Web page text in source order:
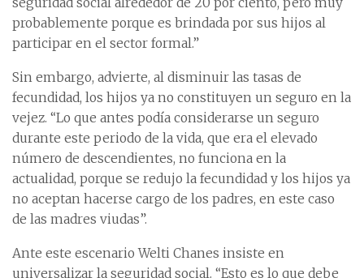
probablemente porque es brindada por sus hijos al
participar en el sector formal.”
Sin embargo, advierte, al disminuir las tasas de
fecundidad, los hijos ya no constituyen un seguro en la
vejez. “Lo que antes podía considerarse un seguro
durante este periodo de la vida, que era el elevado
número de descendientes, no funciona en la
actualidad, porque se redujo la fecundidad y los hijos ya
no aceptan hacerse cargo de los padres, en este caso
de las madres viudas”.
Ante este escenario Welti Chanes insiste en
universalizar la seguridad social. “Esto es lo que debe